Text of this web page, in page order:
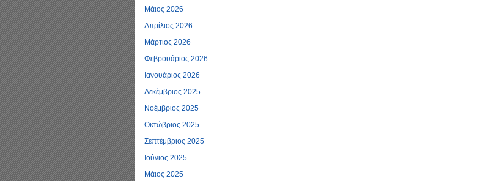
Μάιος 2026
Απρίλιος 2026
Μάρτιος 2026
Φεβρουάριος 2026
Ιανουάριος 2026
Δεκέμβριος 2025
Νοέμβριος 2025
Οκτώβριος 2025
Σεπτέμβριος 2025
Ιούνιος 2025
Μάιος 2025